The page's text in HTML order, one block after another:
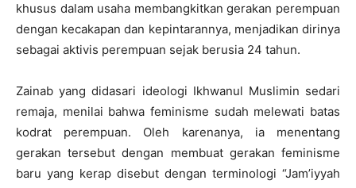
khusus dalam usaha membangkitkan gerakan perempuan
dengan kecakapan dan kepintarannya, menjadikan dirinya
sebagai aktivis perempuan sejak berusia 24 tahun.
Zainab yang didasari ideologi Ikhwanul Muslimin sedari
remaja, menilai bahwa feminisme sudah melewati batas
kodrat perempuan. Oleh karenanya, ia menentang
gerakan tersebut dengan membuat gerakan feminisme
baru yang kerap disebut dengan terminologi “Jam’iyyah